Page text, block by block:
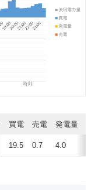
買電 売電 発電量
19.5 0.7 4.0